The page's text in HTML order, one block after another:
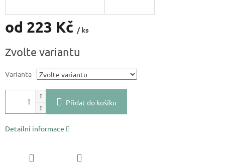
od 223 Kč / ks
cena:
Zvolte variantu
Varianta
Přidat do košíku
Detailní informace